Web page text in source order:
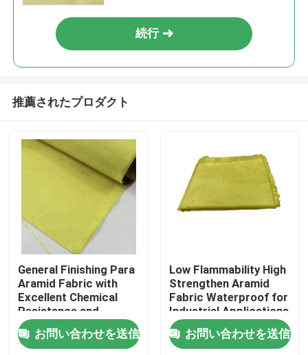
続行
推薦されたプロダクト
General Finishing Para
Aramid Fabric with
Excellent Chemical
Resistance and
Tensile Strength
≥2000N
お問い合わせを送信
Low Flammability High
Strengthen Aramid
Fabric Waterproof for
Industrial Applications
お問い合わせを送信